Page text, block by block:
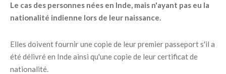
Le cas des personnes nées en Inde, mais n'ayant pas eu la
nationalité indienne lors de leur naissance.
Elles doivent fournir une copie de leur premier passeport s'il a
été délivré en Inde ainsi qu'une copie de leur certificat de
nationalité.